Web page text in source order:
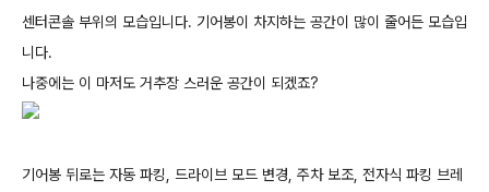
센터콘솔 부위의 모습입니다. 기어봉이 차지하는 공간이 많이 줄어든 모습입
니다.
나중에는 이 마저도 거추장 스러운 공간이 되겠죠?
기어봉 뒤로는 자동 파킹, 드라이브 모드 변경, 주차 보조, 전자식 파킹 브레